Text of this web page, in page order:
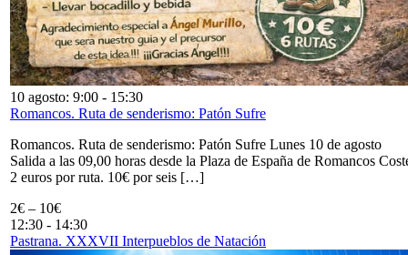
10 agosto: 9:00 - 15:30
Romancos. Ruta de senderismo: Patón Sufre
Romancos. Ruta de senderismo: Patón Sufre Lunes 10 de agosto
Salida a las 09,00 horas desde la Plaza de España de Romancos
2 euros por ruta. 10€ por seis […]
2€ – 10€
12:30 - 14:30
Pastrana. XXXVII Interpueblos de Natación